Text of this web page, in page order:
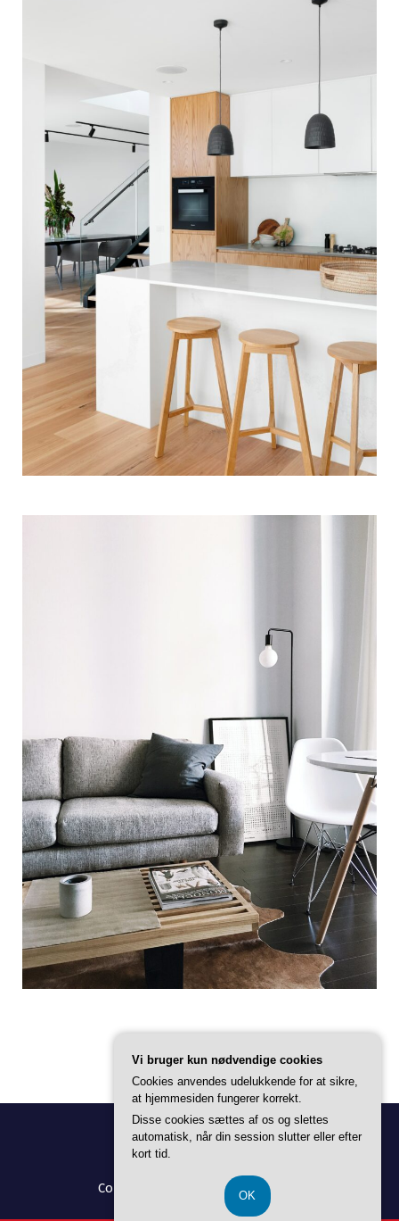
Copyright © 2026 Alt Til Boligen |
Vi bruger kun nødvendige cookies
Cookies anvendes udelukkende for at sikre,
at hjemmesiden fungerer korrekt.
Disse cookies sættes af os og slettes
automatisk, når din session slutter eller efter
kort tid.
OK